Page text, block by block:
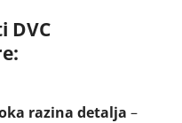
DVC
razina detalja –